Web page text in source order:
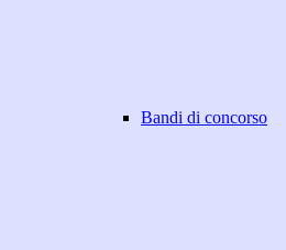
Bandi di concorso